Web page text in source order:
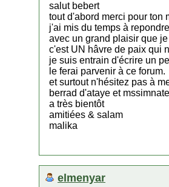
salut bebert
tout d'abord merci pour ton
j'ai mis du temps à
avec un grand plaisir que
c'est UN hâvre de paix qui
je suis entrain d'écrire un
le ferai parvenir à ce forum.
et surtout n'hésitez pas à
berrad d'ataye et
a très bientôt
amitiées & salam
malika
elmenyar